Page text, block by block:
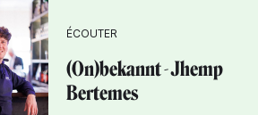
ÉCOUTER
(On)bekannt - Jhemp
Bertemes